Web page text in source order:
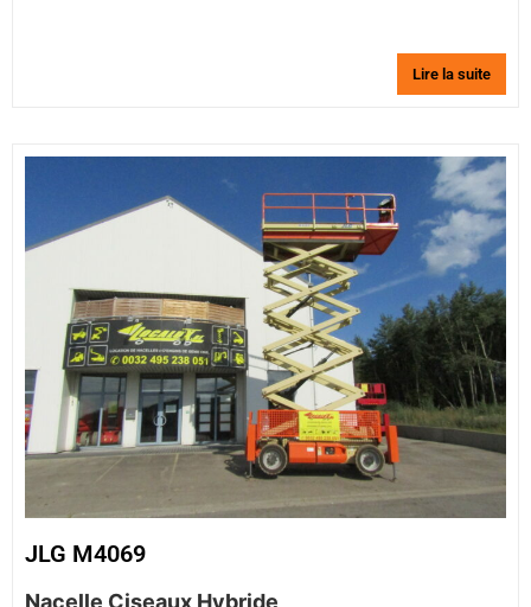
Lire la suite
JLG M4069
Nacelle Ciseaux Hybride